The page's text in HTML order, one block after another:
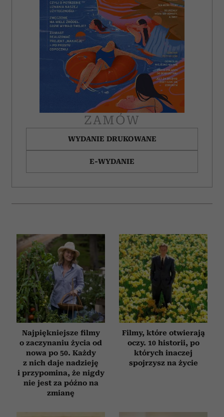
ZAMÓW
WYDANIE DRUKOWANE
E-WYDANIE
Najpiękniejsze filmy
o zaczynaniu życia od
nowa po 50. Każdy
z nich daje nadzieję
i przypomina, że nigdy
nie jest za późno na
zmianę
Filmy, które otwierają
oczy. 10 historii, po
których inaczej
spojrzysz na życie